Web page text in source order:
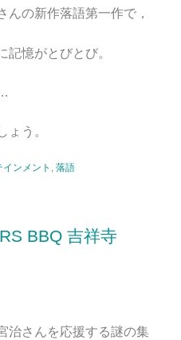
んの新作落語第一作で，
記憶がとびとび。
ょう。
ンメント , 落語
BBQ 吉祥寺
治さんを応援する謎の集